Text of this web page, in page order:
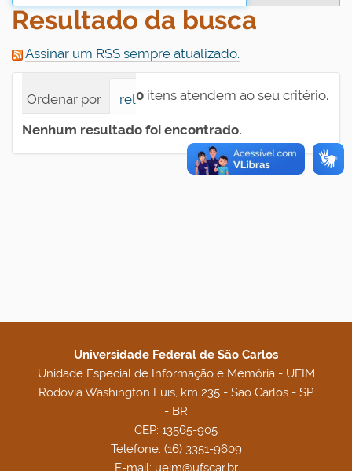
Resultado da busca
Assinar um RSS sempre atualizado.
0 itens atendem ao seu critério.
Ordenar por relevância
data (mais recente
Nenhum resultado foi encontrado.
Universidade Federal de São Carlos
Unidade Especial de Informação e Memória - UEIM
Rodovia Washington Luis, km 235 - São Carlos - SP
- BR
CEP: 13565-905
Telefone: (16) 3351-9609
E-mail: ueim@ufscar.br